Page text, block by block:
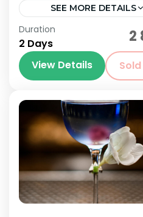
SEE MORE DETAILS
Київ,Львів
Duration
2 Days 2
View Details